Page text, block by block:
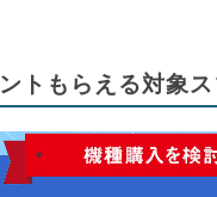
トもらえる対象